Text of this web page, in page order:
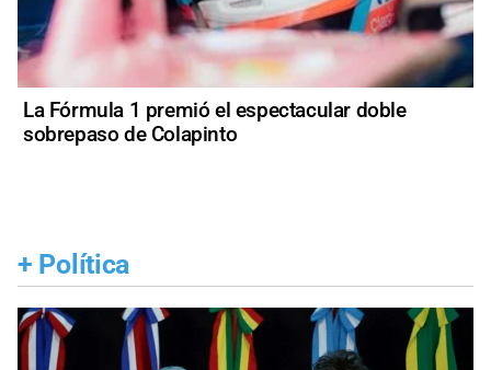
La Fórmula 1 premió el espectacular doble
sobrepaso de Colapinto
+ Política